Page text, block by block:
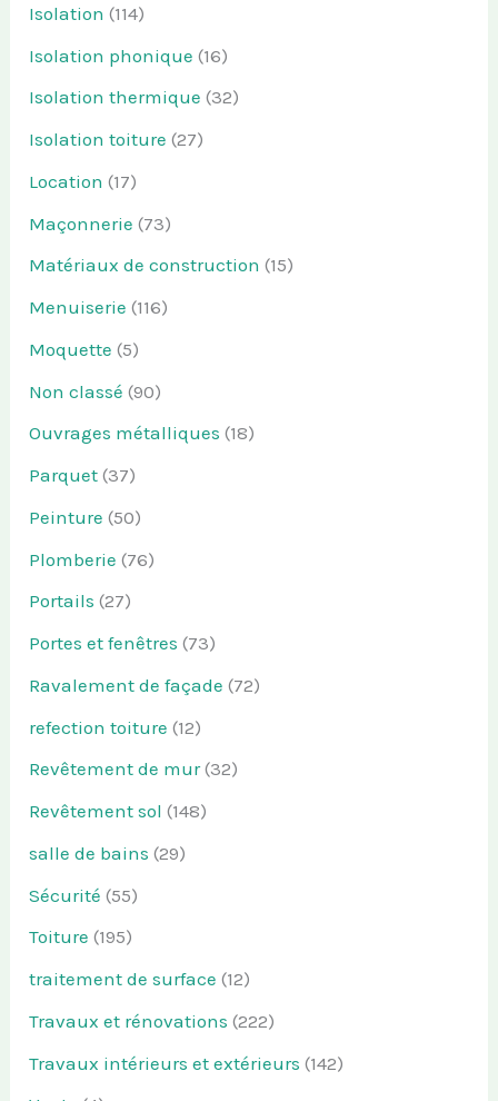
Isolation (114)
Isolation phonique (16)
Isolation thermique (32)
Isolation toiture (27)
Location (17)
Maçonnerie (73)
Matériaux de construction (15)
Menuiserie (116)
Moquette (5)
Non classé (90)
Ouvrages métalliques (18)
Parquet (37)
Peinture (50)
Plomberie (76)
Portails (27)
Portes et fenêtres (73)
Ravalement de façade (72)
refection toiture (12)
Revêtement de mur(32)
Revêtement sol (148)
salle de bains (29)
Sécurité (55)
Toiture (195)
traitement de surface (12)
Travaux et rénovations (222)
Travaux intérieurs et extérieurs (142)